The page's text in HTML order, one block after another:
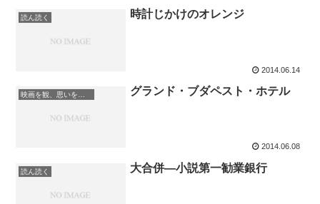
読ん読く 時計じかけのオレンジ
2014.06.14
グランド・ブダペスト・ホテル
2014.06.08
読ん読く 大合併―小説第一勧業銀行